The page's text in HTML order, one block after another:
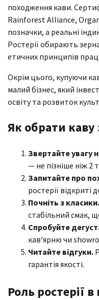
походження кави.
Rainforest Alliance,
позначки, а реальні
Ростерії обирають
етичних принципів
Окрім цього, купуючи
малий бізнес, який
освіту та розвиток
Як обрати каву
Звертайте увагу
— не пізніше ніж 2
Запитайте про
ростерії відкриті
Почніть з класики.
стабільний смак,
Спробуйте
кав’ярню чи
Читайте відгуки.
гарантія якості.
Роль ростерії